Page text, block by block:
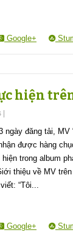
Google+
hiện
ngày đăng tải,
được hàng
hiện trong album
thiệu về MV
“Tôi...
Google+